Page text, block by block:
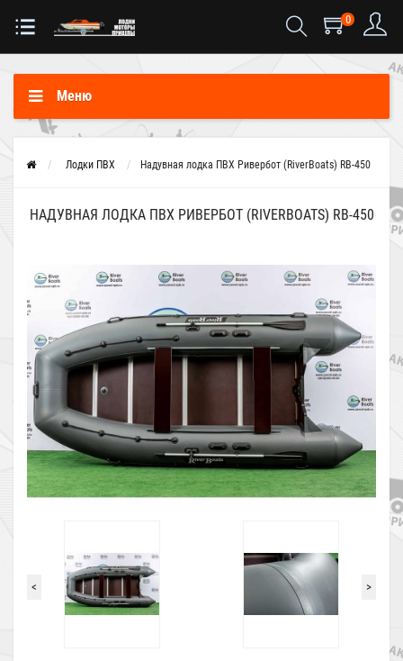
0
Меню
Лодки ПВХ Надувная лодка ПВХ Ривербот (RiverBoats) RB-450
НАДУВНАЯ ЛОДКА ПВХ РИВЕРБОТ (RIVERBOATS) RB-450
< >